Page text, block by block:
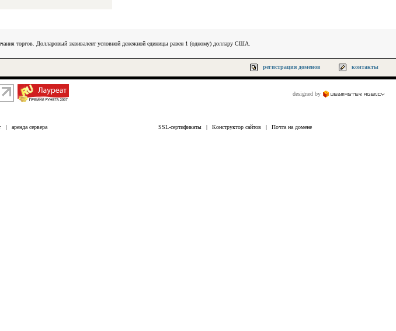
торгов. Долларовый эквивалент условной денежной единицы равен 1 (одному) доллару США.
регистрация доменов контакты
designed by
| аренда сервера SSL-сертификаты | Конструктор сайтов | Почта на домене